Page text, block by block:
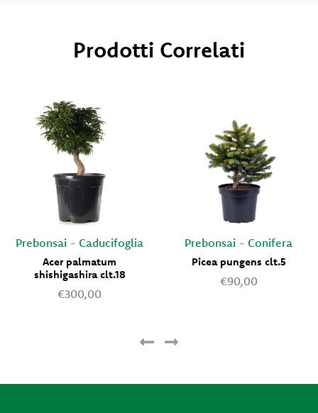
Prodotti Correlati
Prebonsai - Caducifoglia
Acer palmatum
shishigashira clt.18
€300,00
Prebonsai - Conifera
Picea pungens clt.5
€90,00